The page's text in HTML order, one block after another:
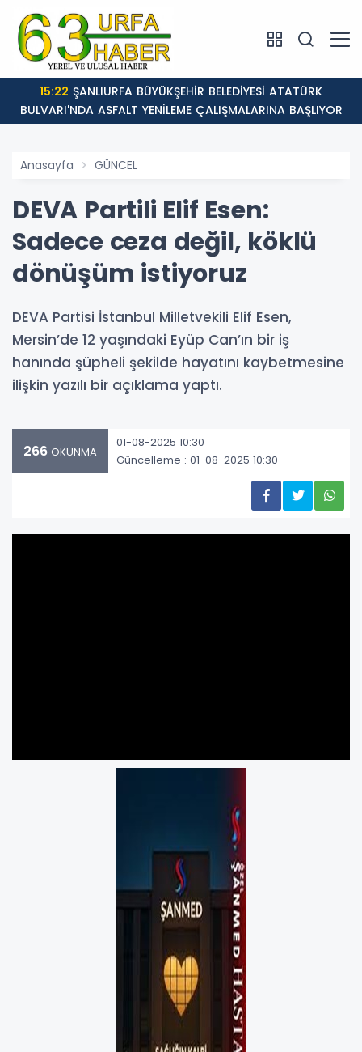
15:22
BULVARI'NDA ASFALT YENİLEME ÇALIŞMALARINA BAŞLIYOR
Anasayfa GÜNCEL
DEVA Partili Elif Esen:
Sadece ceza değil, köklü
dönüşüm istiyoruz
DEVA Partisi İstanbul Milletvekili Elif Esen,
Mersin’de 12 yaşındaki Eyüp Can’ın bir iş
hanında şüpheli şekilde hayatını kaybetmesine
ilişkin yazılı bir açıklama yaptı.
266 OKUNMA
01-08-2025 10:30
Güncelleme : 01-08-2025 10:30